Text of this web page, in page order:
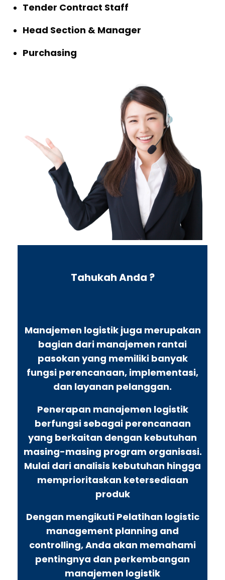
Tender Contract Staff
Head Section & Manager
Purchasing
Tahukah Anda ?
Manajemen logistik juga merupakan
bagian dari manajemen rantai
pasokan yang memiliki banyak
fungsi perencanaan, implementasi,
dan layanan pelanggan.
Penerapan manajemen logistik
berfungsi sebagai perencanaan
yang berkaitan dengan kebutuhan
masing-masing program organisasi.
Mulai dari analisis kebutuhan hingga
memprioritaskan ketersediaan
produk
Dengan mengikuti Pelatihan logistic
management planning and
controlling, Anda akan memahami
pentingnya dan perkembangan
manajemen logistik